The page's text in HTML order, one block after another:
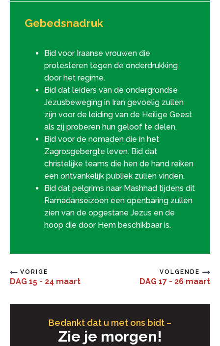
Gebedsnadruk
Bid voor Iraanse vrouwen die
protesteren tegen de onderdrukking
door het regime.
Bid dat leiders van de ondergrondse
Jezusbeweging in Iran gevoelig zullen
zijn voor de leiding van de Heilige Geest
als zij proberen hun geloof te delen.
Bid voor de nomaden die in het
Zagrosgebergte leven. Bid dat
christelijke teams die hen de hand reiken
een ontvankelijk publiek zullen vinden.
Bid dat pelgrims naar Mashhad tijdens dit
Ramadanseizoen een openbaring zullen
zien van de opgestane Jezus en de
hoop die door Hem beschikbaar is.
VORIGE
DAG 15 - 24 maart
VOLGENDE
DAG 17 - 26 maart
Bedankt dat u met ons bidt –
Zie je morgen!